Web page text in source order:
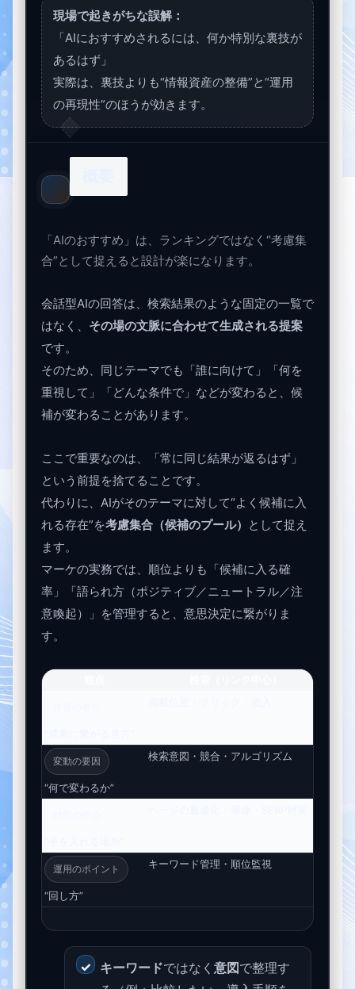
現場で起きがちな誤解：
「AIにおすすめされるには、何か特別な裏技が
あるはず」
実際は、裏技よりも“情報資産の整備”と“運用
の再現性”のほうが効きます。
「AIのおすすめ」は、ランキングではなく“考慮集
合”として捉えると設計が楽になります。
会話型AIの回答は、検索結果のような固定の一覧で
はなく、 その場の文脈に合わせて生成される提案
です。
そのため、同じテーマでも「誰に向けて」「何を
重視して」「どんな条件で」などが変わると、候
補が変わることがあります。
ここで重要なのは、「常に同じ結果が返るはず」
という前提を捨てることです。
代わりに、AIがそのテーマに対して“よく候補に入
れる存在”を考慮集合（候補のプール） として捉え
ます。
マーケの実務では、順位よりも「候補に入る確
率」「語られ方（ポジティブ／ニュートラル／注
意喚起）」を管理すると、意思決定に繋がりま
す。
変動の要因
“何で変わるか”
検索意図・競合・アルゴリズム
運用のポイント
“回し方”
キーワード管理・順位監視 プ
キーワードではなく意図で整理す